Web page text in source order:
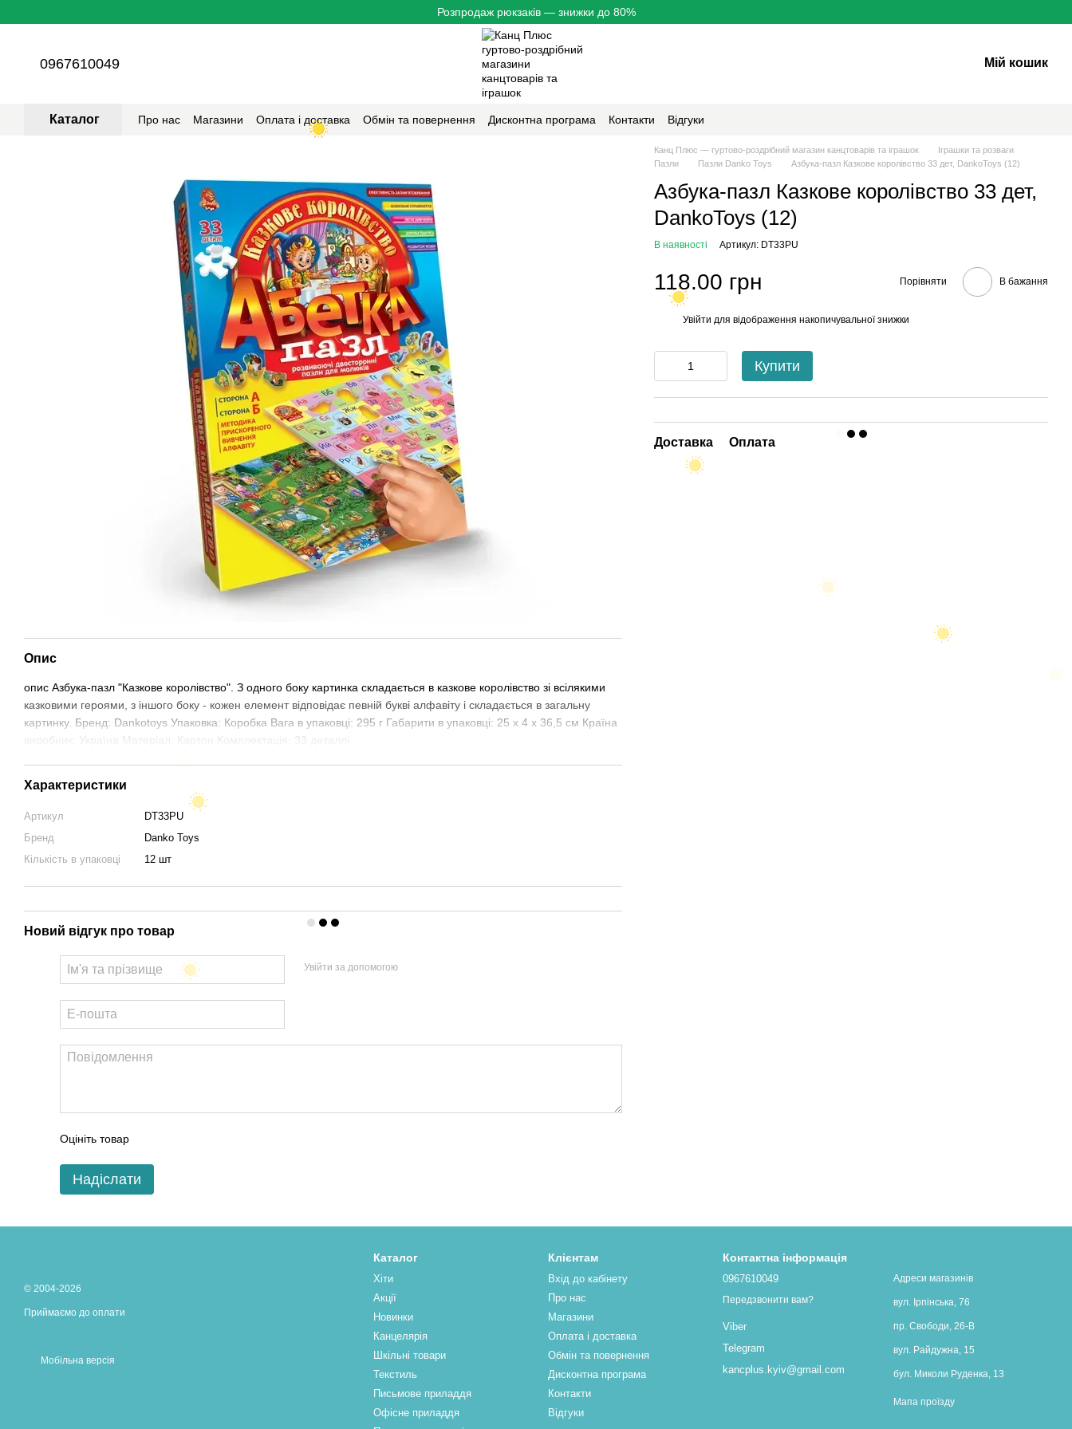
Розпродаж рюкзаків — знижки до 80%
0967610049 Мій кошик
Каталог Про нас Магазини Оплата і доставка Обмін та повернення Дисконтна програма Контакти Відгуки
Опис
опис Азбука-пазл "Казкове королівство". З одного боку картинка складається в казкове королівство зі всілякими
казковими героями, з іншого боку - кожен елемент відповідає певній букві алфавіту і складається в загальну
картинку. Бренд: Dankotoys Упаковка: Коробка Вага в упаковці: 295 г Габарити в упаковці: 25 x 4 x 36,5 см Країна
виробник: Україна Матеріал: Картон Комплектація: 33 деталлі
Характеристики
Артикул
DT33PU
Бренд
Danko Toys
Кількість в упаковці
12 шт
Новий відгук про товар
Увійти за допомогою
Оцініть товар
Надіслати
Канц Плюс — гуртово-роздрібний магазин канцтоварів та іграшок
Іграшки та розваги
Пазли
Пазли Danko Toys Азбука-пазл Казкове королівство 33 дет, DankoToys (12)
Азбука-пазл Казкове королівство 33 дет,
DankoToys (12)
В наявності Артикул: DT33PU
118.00 грн Порівняти В бажання
Увійти для відображення накопичувальної знижки
Купити
Доставка Оплата
© 2004-2026
Приймаємо до оплати
Мобільна версія
Каталог
Хіти
Акції
Новинки
Канцелярія
Шкільні товари
Текстиль
Письмове приладдя
Офісне приладдя
Клієнтам
Вхід до кабінету
Про нас
Магазини
Оплата і доставка
Обмін та повернення
Дисконтна програма
Контакти
Відгуки
Контактна інформація
0967610049
Передзвонити вам?
Viber
Telegram
kancplus.kyiv@gmail.com
Адреси магазинів
вул. Ірпінська, 76
пр. Свободи, 26-В
вул. Райдужна, 15
бул. Миколи Руденка, 13
Мапа проїзду